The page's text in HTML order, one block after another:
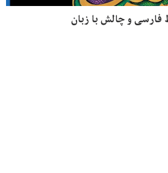
فارسی و چالش با زبان